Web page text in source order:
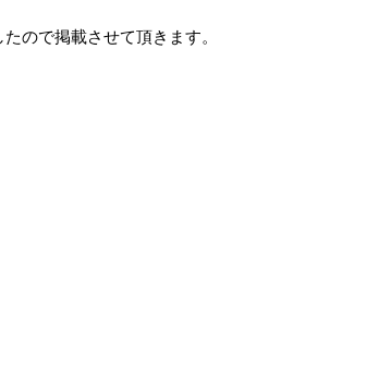
ので掲載させて頂きます。